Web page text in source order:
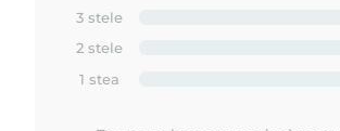
3 stele
2 stele
1 stea